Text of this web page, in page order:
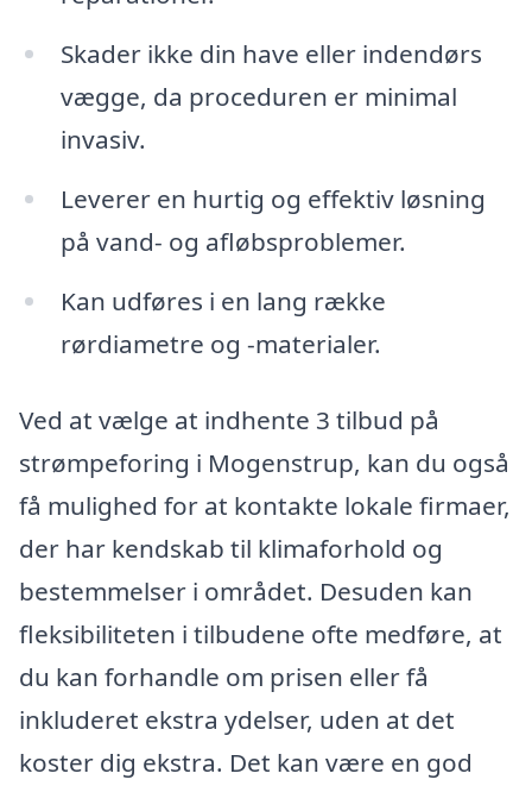
Skader ikke din have eller indendørs
vægge, da proceduren er minimal
invasiv.
Leverer en hurtig og effektiv løsning
på vand- og afløbsproblemer.
Kan udføres i en lang række
rørdiametre og -materialer.
Ved at vælge at indhente 3 tilbud på
strømpeforing i Mogenstrup, kan du også
få mulighed for at kontakte lokale firmaer,
der har kendskab til klimaforhold og
bestemmelser i området. Desuden kan
fleksibiliteten i tilbudene ofte medføre, at
du kan forhandle om prisen eller få
inkluderet ekstra ydelser, uden at det
koster dig ekstra. Det kan være en god